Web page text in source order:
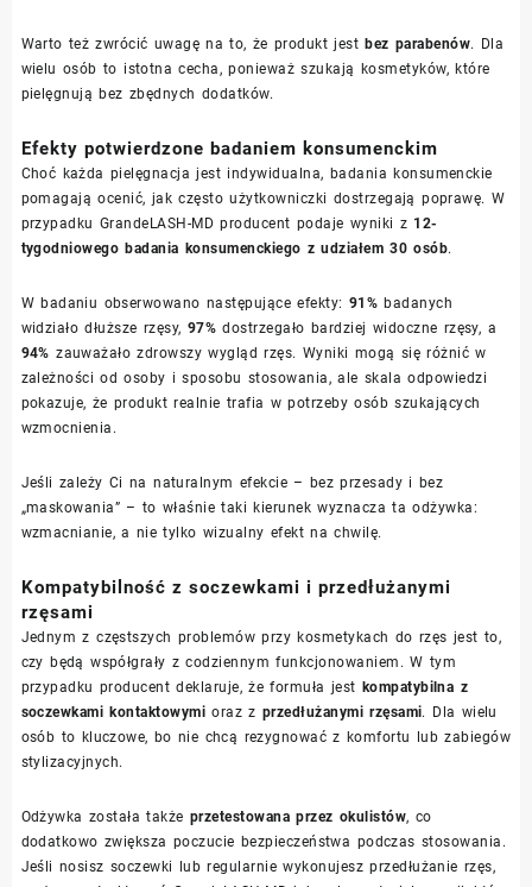
Warto też zwrócić uwagę na to, że produkt jestbez parabenów. Dla
wielu osób to istotna cecha, ponieważ szukają kosmetyków, które
pielęgnują bez zbędnych dodatków.
Efekty potwierdzone badaniem konsumenckim
Choć każda pielęgnacja jest indywidualna, badania konsumenckie
pomagają ocenić, jak często użytkowniczki dostrzegają poprawę. W
przypadku GrandeLASH-MD producent podaje wyniki z 12-
tygodniowego badania konsumenckiego z udziałem 30 osób.
W badaniu obserwowano następujące efekty: 91% badanych
widziało dłuższe rzęsy, 97% dostrzegało bardziej widoczne rzęsy, a
94% zauważało zdrowszy wygląd rzęs. Wyniki mogą się różnić w
zależności od osoby i sposobu stosowania, ale skala odpowiedzi
pokazuje, że produkt realnie trafia w potrzeby osób szukających
wzmocnienia.
Jeśli zależy Ci na naturalnym efekcie – bez przesady i bez
„maskowania” – to właśnie taki kierunek wyznacza ta odżywka:
wzmacnianie, a nie tylko wizualny efekt na chwilę.
Kompatybilność z soczewkami i przedłużanymi
rzęsami
Jednym z częstszych problemów przy kosmetykach do rzęs jest to,
czy będą współgrały z codziennym funkcjonowaniem. W tym
przypadku producent deklaruje, że formuła jest kompatybilna z
soczewkami kontaktowymi oraz z przedłużanymi rzęsami. Dla wielu
osób to kluczowe, bo nie chcą rezygnować z komfortu lub zabiegów
stylizacyjnych.
Odżywka została także przetestowana przez okulistów, co
dodatkowo zwiększa poczucie bezpieczeństwa podczas stosowania.
Jeśli nosisz soczewki lub regularnie wykonujesz przedłużanie rzęs,